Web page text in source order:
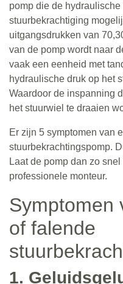
pomp die de
stuurbekrachtiging
uitgangsdrukken van
van de pomp wordt naar
vaak een eenheid met
hydraulische druk op het
Waardoor de inspanning
het stuurwiel te draaien
Er zijn 5 symptomen van
stuurbekrachtingspomp.
Laat de pomp dan zo
professionele monteur.
Symptomen
of falende
1.